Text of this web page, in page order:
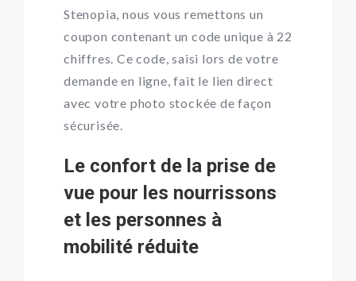
Stenopia, nous vous remettons un
coupon contenant un code unique à 22
chiffres. Ce code, saisi lors de votre
demande en ligne, fait le lien direct
avec votre photo stockée de façon
sécurisée.
Le confort de la prise de
vue pour les nourrissons
et les personnes à
mobilité réduite